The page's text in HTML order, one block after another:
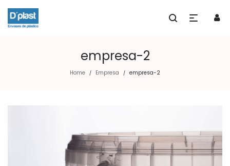
empresa-2
Home / Empresa / empresa-2